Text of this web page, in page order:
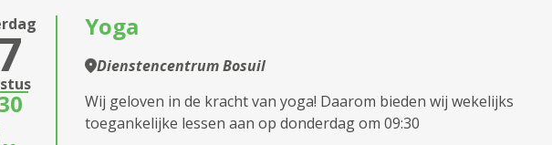
Yoga
Dienstencentrum Bosuil
Wij geloven in de kracht van yoga! Daarom bieden wij wekelijks
toegankelijke lessen aan op donderdag om 09:30